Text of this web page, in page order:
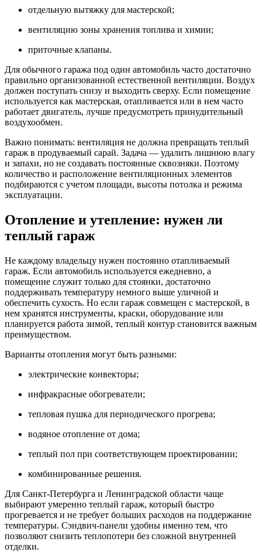
отдельную вытяжку для мастерской;
вентиляцию зоны хранения топлива и химии;
приточные клапаны.
Для обычного гаража под один автомобиль часто достаточно
правильно организованной естественной вентиляции. Воздух
должен поступать снизу и выходить сверху. Если помещение
используется как мастерская, отапливается или в нем часто
работает двигатель, лучше предусмотреть принудительный
воздухообмен.
Важно понимать: вентиляция не должна превращать теплый
гараж в продуваемый сарай. Задача — удалить лишнюю влагу
и запахи, но не создавать постоянные сквозняки. Поэтому
количество и расположение вентиляционных элементов
подбираются с учетом площади, высоты потолка и режима
эксплуатации.
Отопление и утепление: нужен ли
теплый гараж
Не каждому владельцу нужен постоянно отапливаемый
гараж. Если автомобиль используется ежедневно, а
помещение служит только для стоянки, достаточно
поддерживать температуру немного выше уличной и
обеспечить сухость. Но если гараж совмещен с мастерской, в
нем хранятся инструменты, краски, оборудование или
планируется работа зимой, теплый контур становится важным
преимуществом.
Варианты отопления могут быть разными:
электрические конвекторы;
инфракрасные обогреватели;
тепловая пушка для периодического прогрева;
водяное отопление от дома;
теплый пол при соответствующем проектировании;
комбинированные решения.
Для Санкт-Петербурга и Ленинградской области чаще
выбирают умеренно теплый гараж, который быстро
прогревается и не требует больших расходов на поддержание
температуры. Сэндвич-панели удобны именно тем, что
позволяют снизить теплопотери без сложной внутренней
отделки.